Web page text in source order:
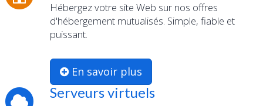
Hébergez votre site Web sur nos offres
d'hébergement mutualisés. Simple, fiable et
puissant.
En savoir plus
Serveurs virtuels